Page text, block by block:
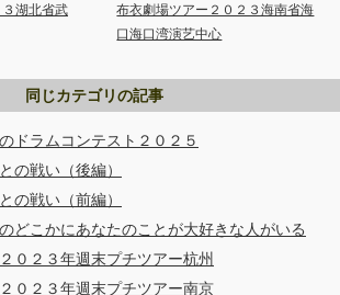
湖北省武
布衣劇場ツアー２０２３海南省海
口海口湾演艺中心
同じカテゴリの記事
ドラムコンテスト２０２５
の戦い（後編）
の戦い（前編）
どこかにあなたのことが大好きな人がいる
０２３年週末プチツアー杭州
０２３年週末プチツアー南京